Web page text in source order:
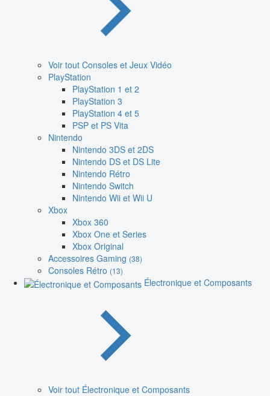
Voir tout Consoles et Jeux Vidéo
PlayStation
PlayStation 1 et 2
PlayStation 3
PlayStation 4 et 5
PSP et PS Vita
Nintendo
Nintendo 3DS et 2DS
Nintendo DS et DS Lite
Nintendo Rétro
Nintendo Switch
Nintendo Wii et Wii U
Xbox
Xbox 360
Xbox One et Series
Xbox Original
Accessoires Gaming (38)
Consoles Rétro (13)
Électronique et Composants
Voir tout Électronique et Composants